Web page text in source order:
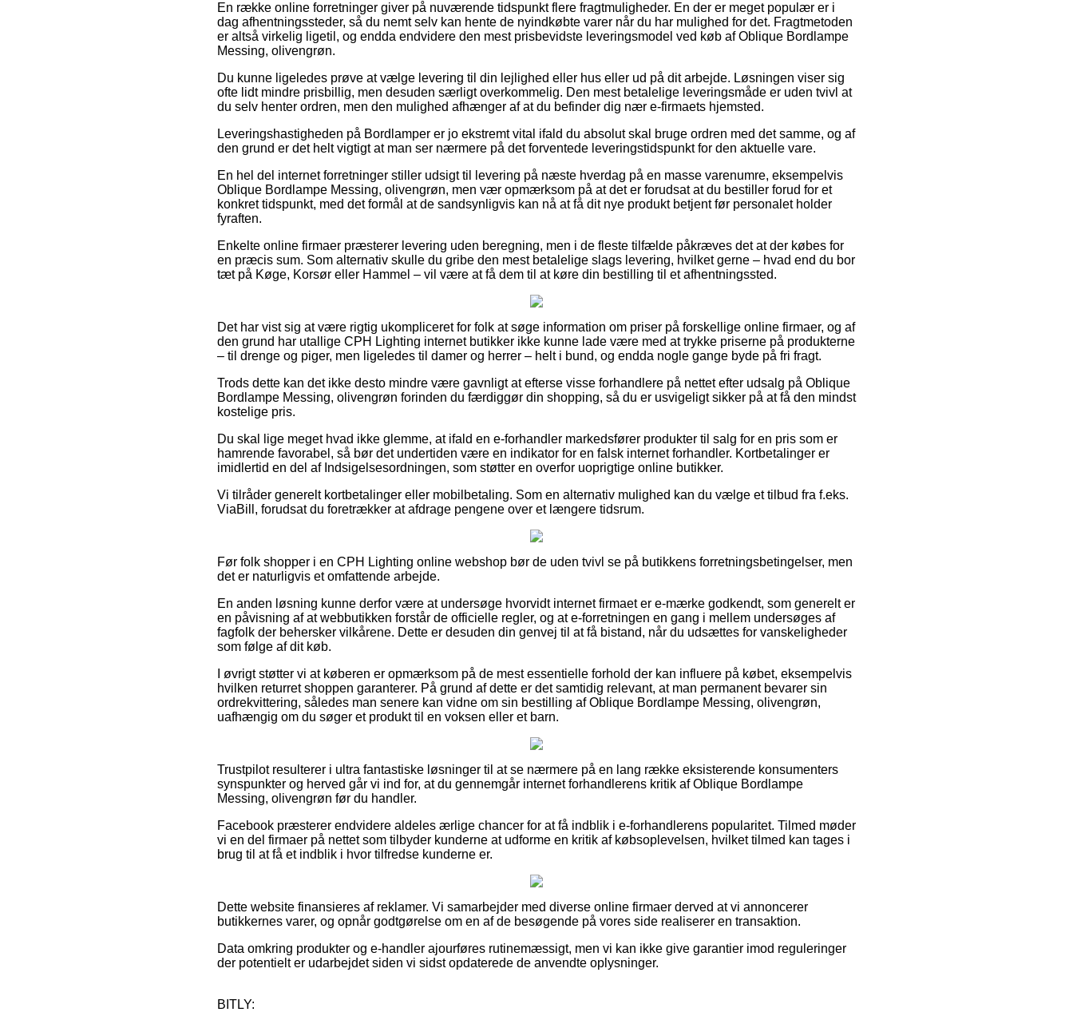
En række online forretninger giver på nuværende tidspunkt flere fragtmuligheder. En der er meget populær er i
dag afhentningssteder, så du nemt selv kan hente de nyindkøbte varer når du har mulighed for det. Fragtmetoden
er altså virkelig ligetil, og endda endvidere den mest prisbevidste leveringsmodel ved køb af Oblique Bordlampe
Messing, olivengrøn.
Du kunne ligeledes prøve at vælge levering til din lejlighed eller hus eller ud på dit arbejde. Løsningen viser sig
ofte lidt mindre prisbillig, men desuden særligt overkommelig. Den mest betalelige leveringsmåde er uden tvivl at
du selv henter ordren, men den mulighed afhænger af at du befinder dig nær e-firmaets hjemsted.
Leveringshastigheden på Bordlamper er jo ekstremt vital ifald du absolut skal bruge ordren med det samme, og af
den grund er det helt vigtigt at man ser nærmere på det forventede leveringstidspunkt for den aktuelle vare.
En hel del internet forretninger stiller udsigt til levering på næste hverdag på en masse varenumre, eksempelvis
Oblique Bordlampe Messing, olivengrøn, men vær opmærksom på at det er forudsat at du bestiller forud for et
konkret tidspunkt, med det formål at de sandsynligvis kan nå at få dit nye produkt betjent før personalet holder
fyraften.
Enkelte online firmaer præsterer levering uden beregning, men i de fleste tilfælde påkræves det at der købes for
en præcis sum. Som alternativ skulle du gribe den mest betalelige slags levering, hvilket gerne – hvad end du bor
tæt på Køge, Korsør eller Hammel – vil være at få dem til at køre din bestilling til et afhentningssted.
Det har vist sig at være rigtig ukompliceret for folk at søge information om priser på forskellige online firmaer, og af
den grund har utallige CPH Lighting internet butikker ikke kunne lade være med at trykke priserne på produkterne
– til drenge og piger, men ligeledes til damer og herrer – helt i bund, og endda nogle gange byde på fri fragt.
Trods dette kan det ikke desto mindre være gavnligt at efterse visse forhandlere på nettet efter udsalg på Oblique
Bordlampe Messing, olivengrøn forinden du færdiggør din shopping, så du er usvigeligt sikker på at få den mindst
kostelige pris.
Du skal lige meget hvad ikke glemme, at ifald en e-forhandler markedsfører produkter til salg for en pris som er
hamrende favorabel, så bør det undertiden være en indikator for en falsk internet forhandler. Kortbetalinger er
imidlertid en del af Indsigelsesordningen, som støtter en overfor uoprigtige online butikker.
Vi tilråder generelt kortbetalinger eller mobilbetaling. Som en alternativ mulighed kan du vælge et tilbud fra f.eks.
ViaBill, forudsat du foretrækker at afdrage pengene over et længere tidsrum.
Før folk shopper i en CPH Lighting online webshop bør de uden tvivl se på butikkens forretningsbetingelser, men
det er naturligvis et omfattende arbejde.
En anden løsning kunne derfor være at undersøge hvorvidt internet firmaet er e-mærke godkendt, som generelt er
en påvisning af at webbutikken forstår de officielle regler, og at e-forretningen en gang i mellem undersøges af
fagfolk der behersker vilkårene. Dette er desuden din genvej til at få bistand, når du udsættes for vanskeligheder
som følge af dit køb.
I øvrigt støtter vi at køberen er opmærksom på de mest essentielle forhold der kan influere på købet, eksempelvis
hvilken returret shoppen garanterer. På grund af dette er det samtidig relevant, at man permanent bevarer sin
ordrekvittering, således man senere kan vidne om sin bestilling af Oblique Bordlampe Messing, olivengrøn,
uafhængig om du søger et produkt til en voksen eller et barn.
Trustpilot resulterer i ultra fantastiske løsninger til at se nærmere på en lang række eksisterende konsumenters
synspunkter og herved går vi ind for, at du gennemgår internet forhandlerens kritik af Oblique Bordlampe
Messing, olivengrøn før du handler.
Facebook præsterer endvidere aldeles ærlige chancer for at få indblik i e-forhandlerens popularitet. Tilmed møder
vi en del firmaer på nettet som tilbyder kunderne at udforme en kritik af købsoplevelsen, hvilket tilmed kan tages i
brug til at få et indblik i hvor tilfredse kunderne er.
Dette website finansieres af reklamer. Vi samarbejder med diverse online firmaer derved at vi annoncerer
butikkernes varer, og opnår godtgørelse om en af de besøgende på vores side realiserer en transaktion.
Data omkring produkter og e-handler ajourføres rutinemæssigt, men vi kan ikke give garantier imod reguleringer
der potentielt er udarbejdet siden vi sidst opdaterede de anvendte oplysninger.
BITLY: